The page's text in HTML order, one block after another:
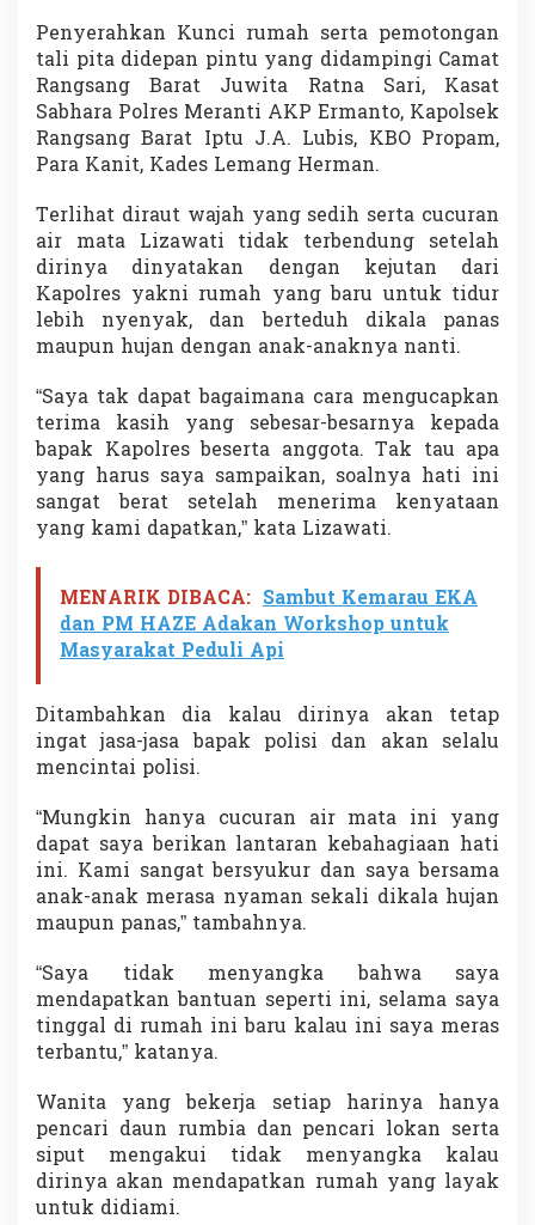
c
a
p
k
a
n
r
i
m
K
a
s
i
Penyerahkan Kunci rumah serta pemotongan
tali pita didepan pintu yang didampingi Camat
Rangsang Barat Juwita Ratna Sari, Kasat
Sabhara Polres Meranti AKP Ermanto, Kapolsek
Rangsang Barat Iptu J.A. Lubis, KBO Propam,
Para Kanit, Kades Lemang Herman.
Terlihat diraut wajah yang sedih serta cucuran
air mata Lizawati tidak terbendung setelah
dirinya dinyatakan dengan kejutan dari
Kapolres yakni rumah yang baru untuk tidur
lebih nyenyak, dan berteduh dikala panas
maupun hujan dengan anak-anaknya nanti.
“Saya tak dapat bagaimana cara mengucapkan
terima kasih yang sebesar-besarnya kepada
bapak Kapolres beserta anggota. Tak tau apa
yang harus saya sampaikan, soalnya hati ini
sangat berat setelah menerima kenyataan
yang kami dapatkan,” kata Lizawati.
MENARIK DIBACA: Sambut Kemarau EKA
dan PM HAZE Adakan Workshop untuk
Masyarakat Peduli Api
Ditambahkan dia kalau dirinya akan tetap
ingat jasa-jasa bapak polisi dan akan selalu
mencintai polisi.
“Mungkin hanya cucuran air mata ini yang
dapat saya berikan lantaran kebahagiaan hati
ini. Kami sangat bersyukur dan saya bersama
anak-anak merasa nyaman sekali dikala hujan
maupun panas,” tambahnya.
“Saya tidak menyangka bahwa saya
mendapatkan bantuan seperti ini, selama saya
tinggal di rumah ini baru kalau ini saya meras
terbantu,” katanya.
Wanita yang bekerja setiap harinya hanya
pencari daun rumbia dan pencari lokan serta
siput mengakui tidak menyangka kalau
dirinya akan mendapatkan rumah yang layak
untuk didiami.